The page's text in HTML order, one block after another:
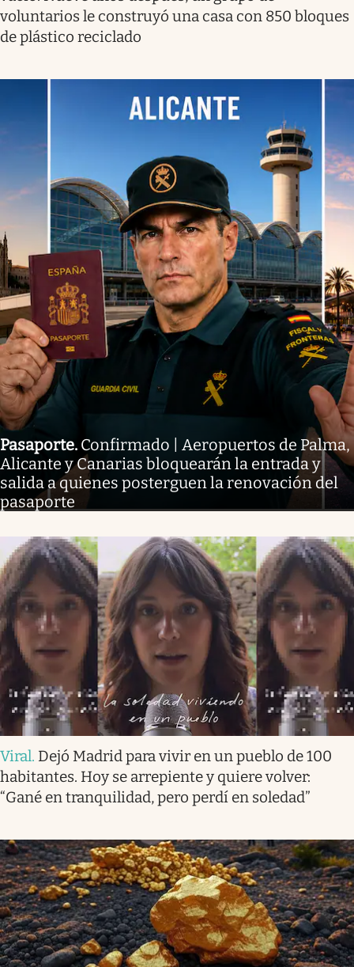
voluntarios le construyó una casa con 850 bloques
de plástico reciclado
Pasaporte. Confirmado | Aeropuertos de Palma,
Alicante y Canarias bloquearán la entrada y
salida a quienes posterguen la renovación del
pasaporte
Viral. Dejó Madrid para vivir en un pueblo de 100
habitantes. Hoy se arrepiente y quiere volver:
“Gané en tranquilidad, pero perdí en soledad”